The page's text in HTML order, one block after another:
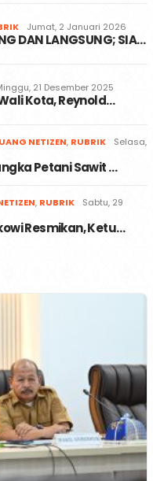
Jumat, 2 Januari 2026
DAN LANGSUNG; SIA…
21 Desember 2025
Kota, Reynold…
NETIZEN, RUBRIK
Selasa,
Petani Sawit …
, RUBRIK
Sabtu, 29
Resmikan, Ketu…